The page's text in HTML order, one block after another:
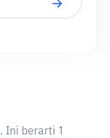
. Ini berarti 1